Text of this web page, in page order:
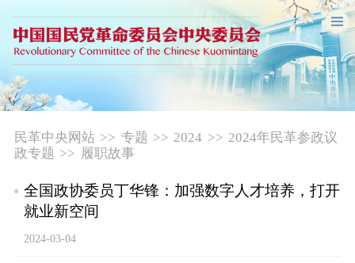
民革中央网站 >> 专题 >> 2024 >> 2024年民革参政议
政专题 >> 履职故事
全国政协委员丁华锋：加强数字人才培养，打开
就业新空间
2024-03-04